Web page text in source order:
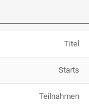
Titel
Starts
Teilnahmen